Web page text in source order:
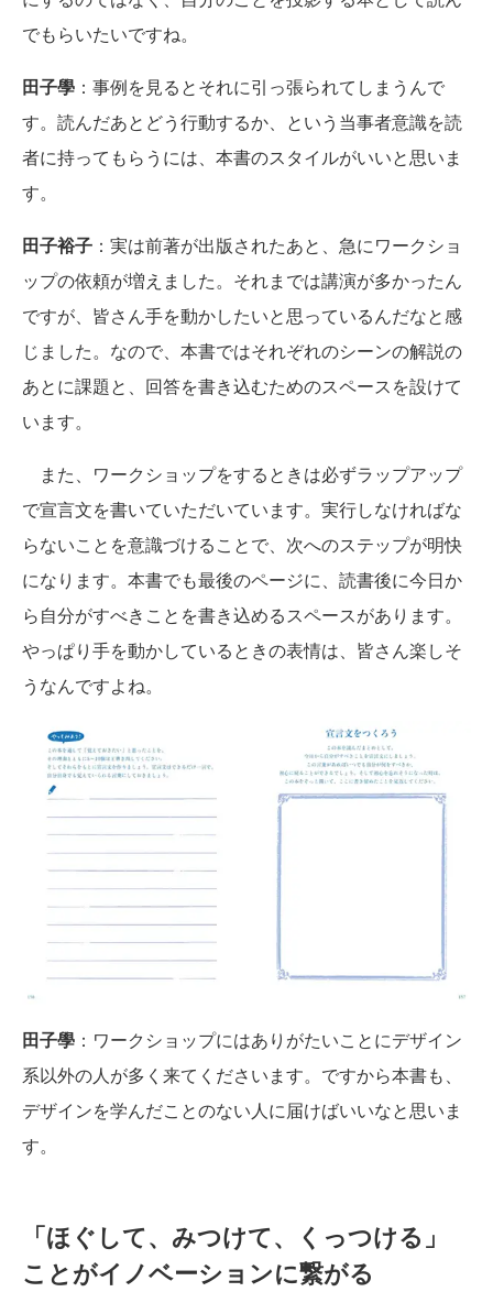
でもらいたいですね。
田子學 ：事例を見るとそれに引っ張られてしまうんで
す。読んだあとどう行動するか、という当事者意識を読
者に持ってもらうには、本書のスタイルがいいと思いま
す。
田子裕子 ：実は前著が出版されたあと、急にワークショ
ップの依頼が増えました。それまでは講演が多かったん
ですが、皆さん手を動かしたいと思っているんだなと感
じました。なので、本書ではそれぞれのシーンの解説の
あとに課題と、回答を書き込むためのスペースを設けて
います。
また、ワークショップをするときは必ずラップアップ
で宣言文を書いていただいています。実行しなければな
らないことを意識づけることで、次へのステップが明快
になります。本書でも最後のページに、読書後に今日か
ら自分がすべきことを書き込めるスペースがあります。
やっぱり手を動かしているときの表情は、皆さん楽しそ
うなんですよね。
田子學 ：ワークショップにはありがたいことにデザイン
系以外の人が多く来てくださいます。ですから本書も、
デザインを学んだことのない人に届けばいいなと思いま
す。
「ほぐして、みつけて、くっつける」
ことがイノベーションに繋がる